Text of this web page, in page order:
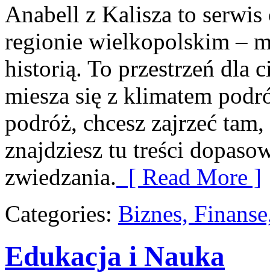
Anabell z Kalisza to
regionie wielkopolskim –
historią. To przestrzeń dla
miesza się z klimatem
podróż, chcesz zajrzeć
znajdziesz tu treści
zwiedzania. [ Read More ]
Categories: Biznes,
Edukacja i Nauka